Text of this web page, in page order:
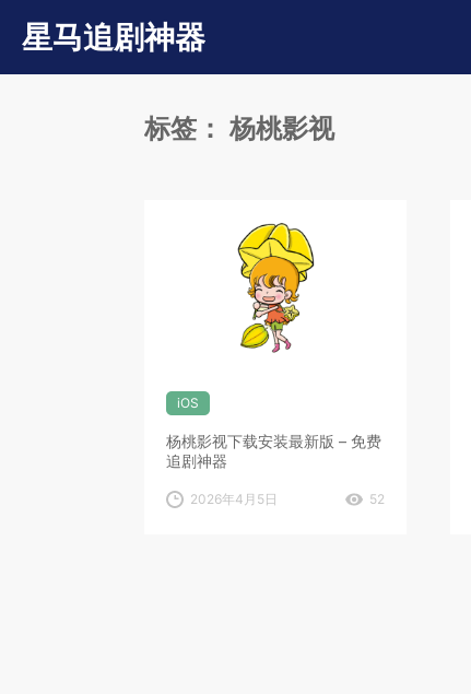
星马追剧神器
标签： 杨桃影视
iOS
杨桃影视下载安装最新版 – 免费
追剧神器
2026年4月5日 52